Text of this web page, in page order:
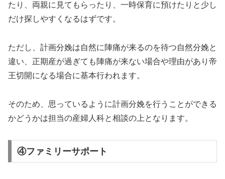
たり、両親に見てもらったり、一時保育に預けたりと少し
だけ探しやすくなるはずです。
ただし、計画分娩は自然に陣痛が来るのを待つ自然分娩と
違い、正期産が過ぎても陣痛が来ない場合や理由があり帝
王切開になる場合に基本行われます。
そのため、思っているように計画分娩を行うことができる
かどうかは担当の産婦人科と相談の上となります。
④ファミリーサポート